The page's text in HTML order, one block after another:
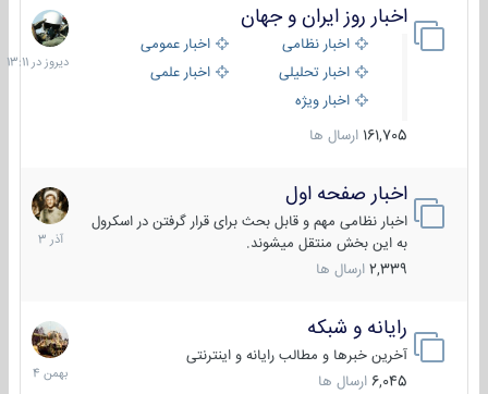
اخبار روز ایران و جهان
اخبار نظامی
اخبار عمومی
اخبار تحلیلی
اخبار علمی
اخبار ویژه
161,705 ارسال ها
دیروز
در
13:11
اخبار صفحه اول
اخبار نظامی مهم و قابل بحث برای قرار گرفتن در اسکرول
به این بخش منتقل میشوند.
2,339 ارسال ها
7
آذر
1403
رایانه و شبکه
آخرین خبرها و مطالب رایانه و اینترنتی
6,045 ارسال ها
30
بهمن
1404